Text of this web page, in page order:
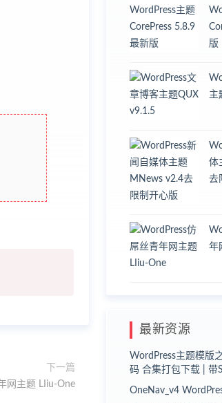
下一篇
网主题 LIiu-One
版
主
体
去
年
最新资源
WordPress主题模版
码 合集打包下载 | 带
OneNav_v4